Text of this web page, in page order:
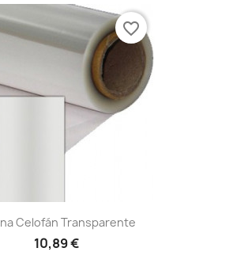
Celofán Transparente
10,89 €
favorite_border